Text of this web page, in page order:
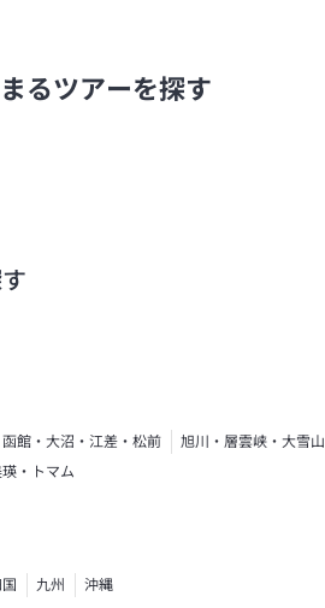
るツアーを探す
函館・大沼・江差・松前 旭川・層雲峡・大雪山
・トマム
九州 沖縄